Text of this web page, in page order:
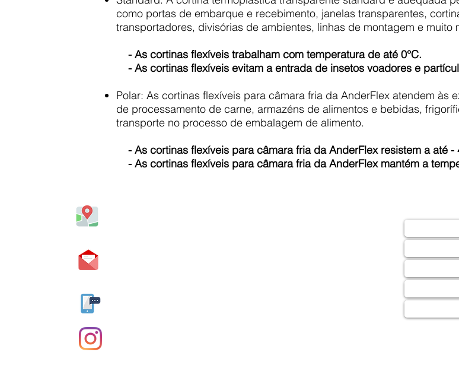
como portas de embarque e recebimento, janelas transparentes,
transportadores, divisórias de ambientes, linhas de montagem e muito
- As cortinas flexíveis trabalham com temperatura de até 0°C.
- As cortinas flexíveis evitam a entrada de insetos voadores e
Polar: As cortinas flexíveis para câmara fria da AnderFlex atendem às
de processamento de carne, armazéns de alimentos e bebidas,
transporte no processo de embalagem de alimento.
- As cortinas flexíveis para câmara fria da AnderFlex resistem a até -
- As cortinas flexíveis para câmara fria da AnderFlex mantém a